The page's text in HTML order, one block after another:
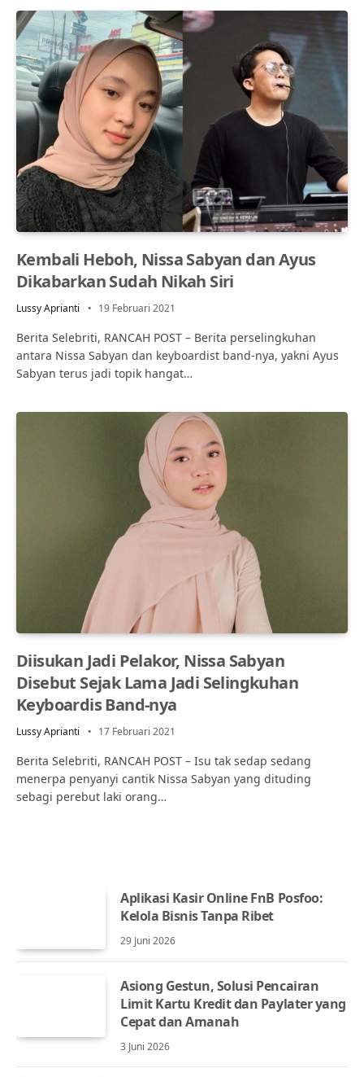
Kembali Heboh, Nissa Sabyan dan Ayus
Dikabarkan Sudah Nikah Siri
Lussy Aprianti 19 Februari 2021
Berita Selebriti, RANCAH POST – Berita perselingkuhan
antara Nissa Sabyan dan keyboardist band-nya, yakni Ayus
Sabyan terus jadi topik hangat…
Diisukan Jadi Pelakor, Nissa Sabyan
Disebut Sejak Lama Jadi Selingkuhan
Keyboardis Band-nya
Lussy Aprianti 17 Februari 2021
Berita Selebriti, RANCAH POST – Isu tak sedap sedang
menerpa penyanyi cantik Nissa Sabyan yang dituding
sebagi perebut laki orang…
Aplikasi Kasir Online FnB Posfoo:
Kelola Bisnis Tanpa Ribet
29 Juni 2026
Asiong Gestun, Solusi Pencairan
Limit Kartu Kredit dan Paylater yang
Cepat dan Amanah
3 Juni 2026